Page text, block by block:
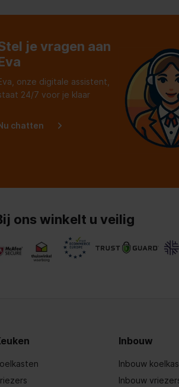
je vragen aan
onze digitale assistent,
24/7 voor je klaar
chatten
ons winkelt u veilig
Inbouw
Inbouw
Inbouw